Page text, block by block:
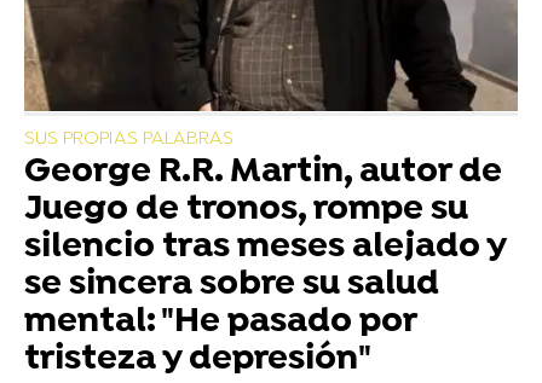
SUS PROPIAS PALABRAS
George R.R. Martin, autor de
Juego de tronos, rompe su
silencio tras meses alejado y
se sincera sobre su salud
mental: "He pasado por
tristeza y depresión"